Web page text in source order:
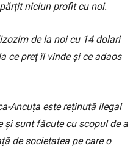
niciun profit cu noi.
de la noi cu 14 dolari
ce preț îl vinde și ce adaos
Ancuța este reținută ilegal
și sunt făcute cu scopul de a
de societatea pe care o